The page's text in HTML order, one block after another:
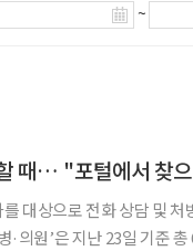
~
때… "포털에서 찾
대상으로 전화 상담 및 처
원’은 지난 23일 기준 총